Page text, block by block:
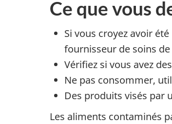
Ce que vous
Si vous croyez avoir
fournisseur de soins de
Vérifiez si vous avez
Ne pas consommer,
Des produits visés par
Les aliments contaminés